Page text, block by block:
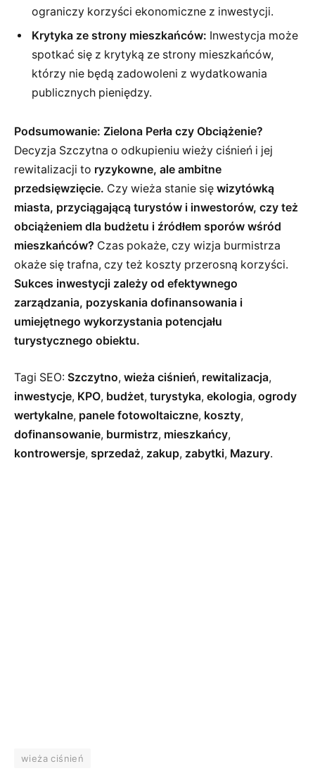
ograniczy korzyści ekonomiczne z inwestycji.
Krytyka ze strony mieszkańców: Inwestycja może
spotkać się z krytyką ze strony mieszkańców,
którzy nie będą zadowoleni z wydatkowania
publicznych pieniędzy.
Podsumowanie: Zielona Perła czy Obciążenie?
Decyzja Szczytna o odkupieniu wieży ciśnień i jej
rewitalizacji to ryzykowne, ale ambitne
przedsięwzięcie. Czy wieża stanie się wizytówką
miasta, przyciągającą turystów i inwestorów, czy też
obciążeniem dla budżetu i źródłem sporów wśród
mieszkańców? Czas pokaże, czy wizja burmistrza
okaże się trafna, czy też koszty przerosną korzyści.
Sukces inwestycji zależy od efektywnego
zarządzania, pozyskania dofinansowania i
umiejętnego wykorzystania potencjału
turystycznego obiektu.
Tagi SEO: Szczytno, wieża ciśnień, rewitalizacja,
inwestycje, KPO, budżet, turystyka, ekologia, ogrody
wertykalne, panele fotowoltaiczne, koszty,
dofinansowanie, burmistrz, mieszkańcy,
kontrowersje, sprzedaż, zakup, zabytki, Mazury.
wieża ciśnień